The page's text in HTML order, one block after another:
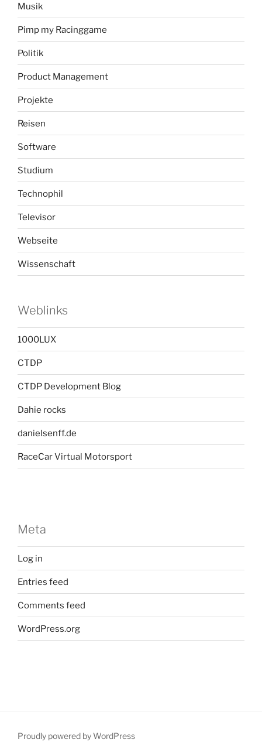
Musik
Pimp my Racinggame
Politik
Product Management
Projekte
Reisen
Software
Studium
Technophil
Televisor
Webseite
Wissenschaft
Weblinks
1000LUX
CTDP
CTDP Development Blog
Dahie rocks
danielsenff.de
RaceCar Virtual Motorsport
Meta
Log in
Entries feed
Comments feed
WordPress.org
Proudly powered by WordPress